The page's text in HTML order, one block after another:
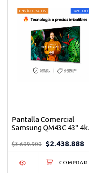
34% OFF
ENVÍO GRATIS
Pantalla Comercial
Samsung QM43C 43" 4k
punto de venta de alto
$3.699.900 $2.438.888